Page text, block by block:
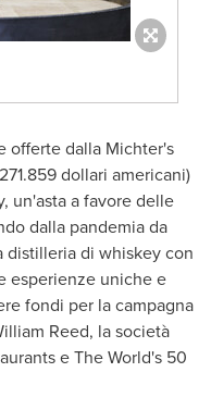
offerte dalla Michter's
dollari americani)
un'asta a favore delle
dalla pandemia da
distilleria di whiskey con
esperienze uniche e
fondi per la campagna
Reed, la società
e The World's 50